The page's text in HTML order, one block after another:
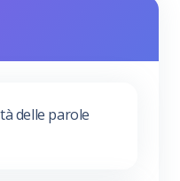
delle parole